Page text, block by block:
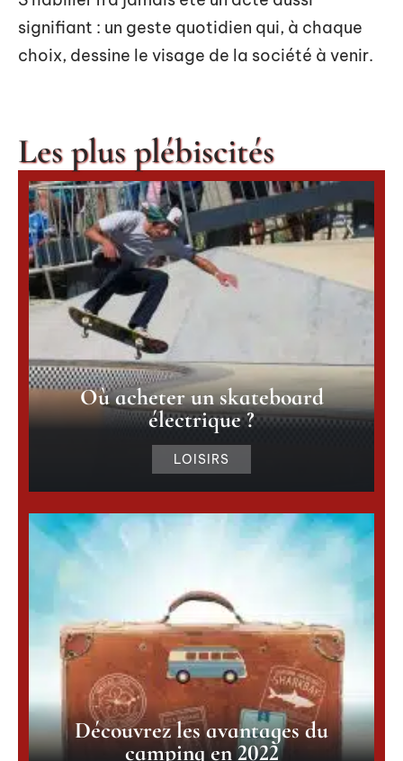
par une conscience grandissante sur l’origine
et la qualité des vêtements. Entre exigence
attentive à la trajectoire du vêtement,
soucieuse de son impact collectif et de la
trace qu’il laissera demain.
S’habiller n’a jamais été un acte aussi
signifiant : un geste quotidien qui, à chaque
choix, dessine le visage de la société à venir.
Les plus plébiscités
Où acheter un skateboard
électrique ?
LOISIRS